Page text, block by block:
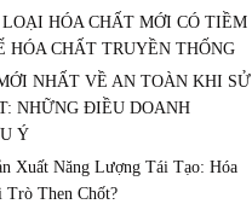
HÓA CHẤT MỚI CÓ TIỀM
HÓA CHẤT TRUYỀN THỐNG
NHẤT VỀ AN TOÀN KHI SỬ
NHỮNG ĐIỀU DOANH
Ý
Xuất Năng Lượng Tái Tạo: Hóa
Trò Then Chốt?